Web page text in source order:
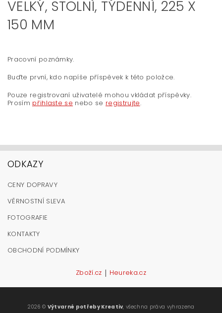
VELKÝ, STOLNÍ, TÝDENNÍ, 225 X
150 MM
Pracovní poznámky.
Buďte první, kdo napíše příspěvek k této položce.
Pouze registrovaní uživatelé mohou vkládat příspěvky.
Prosím přihlaste se nebo se registrujte.
ODKAZY
CENY DOPRAVY
VĚRNOSTNÍ SLEVA
FOTOGRAFIE
KONTAKTY
OBCHODNÍ PODMÍNKY
Zboží.cz | Heureka.cz
2026 © Výtvarné potřeby Kreativ, všechna práva vyhrazena